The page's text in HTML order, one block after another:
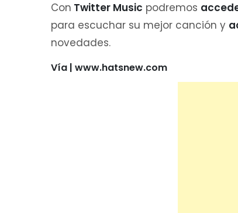
Con Twitter Music podremos
para escuchar su mejor canción y
novedades.
Vía | www.hatsnew.com